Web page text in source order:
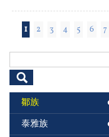
頁面
1 2 3 4 5 6 7
鄒族
泰雅族